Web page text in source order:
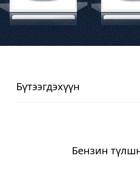
Бүтээгдэхүүн
Бензин